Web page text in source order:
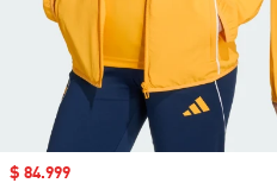
Precio de venta
$ 84.999